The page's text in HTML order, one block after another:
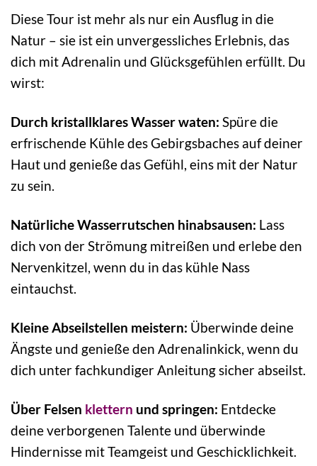
Diese Tour ist mehr als nur ein Ausflug in die
Natur – sie ist ein unvergessliches Erlebnis, das
dich mit Adrenalin und Glücksgefühlen erfüllt. Du
wirst:
Durch kristallklares Wasser waten: Spüre die
erfrischende Kühle des Gebirgsbaches auf deiner
Haut und genieße das Gefühl, eins mit der Natur
zu sein.
Natürliche Wasserrutschen hinabsausen: Lass
dich von der Strömung mitreißen und erlebe den
Nervenkitzel, wenn du in das kühle Nass
eintauchst.
Kleine Abseilstellen meistern: Überwinde deine
Ängste und genieße den Adrenalinkick, wenn du
dich unter fachkundiger Anleitung sicher abseilst.
Über Felsen klettern und springen: Entdecke
deine verborgenen Talente und überwinde
Hindernisse mit Teamgeist und Geschicklichkeit.